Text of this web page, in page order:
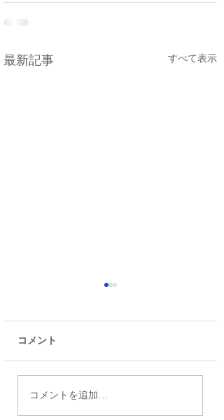
最新記事 すべて表示
令和9年度都立高校入試
コメント
コメントを追加…